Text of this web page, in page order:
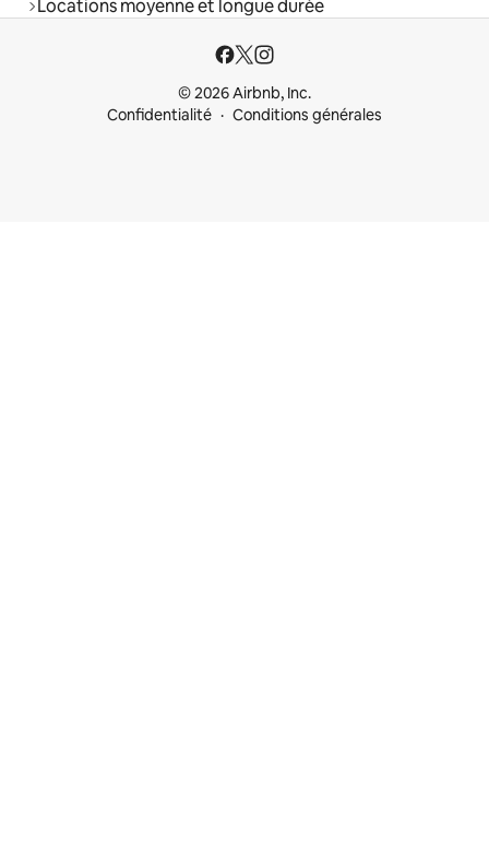
Locations moyenne et longue durée
© 2026 Airbnb, Inc.
Confidentialité
Conditions générales